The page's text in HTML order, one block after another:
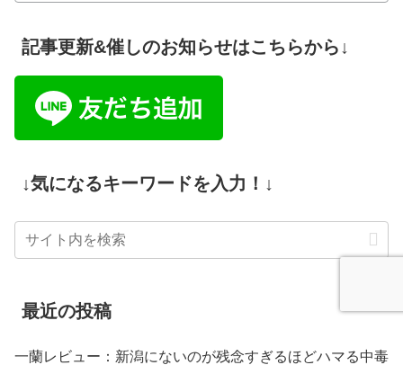
記事更新&催しのお知らせはこちらから↓
↓気になるキーワードを入力！↓
最近の投稿
一蘭レビュー：新潟にないのが残念すぎるほどハマる中毒